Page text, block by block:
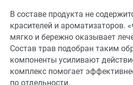
В составе продукта не
красителей и ароматизаторов.
мягко и бережно оказывает
Состав трав подобран таким
компоненты усиливают
комплекс помогает
по отдельности.